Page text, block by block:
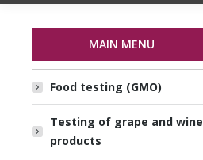
MAIN MENU
Food testing (GMO)
Testing of grape and wine
products